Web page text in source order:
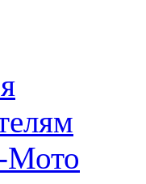
Мото